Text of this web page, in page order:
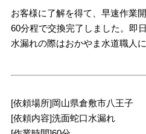
お客様に了解を得て、早速作業開
60分程で交換完了しました。即
水漏れの際はおかやま水道職人
[依頼場所]岡山県倉敷市八王子
[依頼内容]洗面蛇口水漏れ